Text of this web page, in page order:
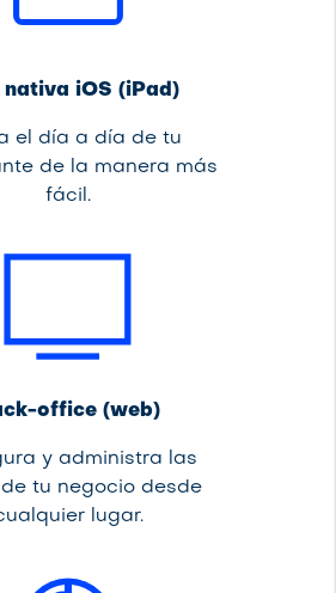
nativa iOS (iPad)
el día a día de tu
de la manera más
fácil.
office (web)
y administra las
tu negocio desde
lugar.